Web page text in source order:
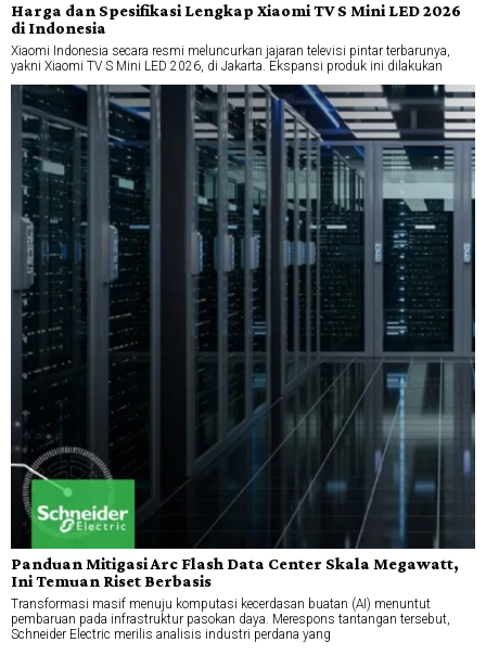
Harga dan Spesifikasi Lengkap Xiaomi TV S Mini LED 2026
di Indonesia
Xiaomi Indonesia secara resmi meluncurkan jajaran televisi pintar terbarunya,
yakni Xiaomi TV S Mini LED 2026, di Jakarta. Ekspansi produk ini dilakukan
Panduan Mitigasi Arc Flash Data Center Skala Megawatt,
Ini Temuan Riset Berbasis
Transformasi masif menuju komputasi kecerdasan buatan (AI) menuntut
pembaruan pada infrastruktur pasokan daya. Merespons tantangan tersebut,
Schneider Electric merilis analisis industri perdana yang